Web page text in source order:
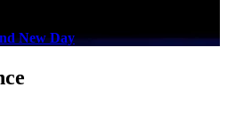
New Day